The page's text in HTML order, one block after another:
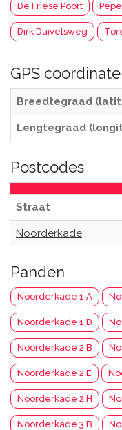
De Friese Poort
Dirk Duivelsweg
GPS
Breedtegraad
Lengtegraad
Postcodes
Straat
Noorderkade
Panden
Noorderkade 1 A
Noorderkade 1 D
Noorderkade 2 B
Noorderkade 2 E
Noorderkade 2 H
Noorderkade 3 B